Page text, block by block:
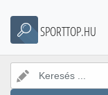
SPORTTOP.HU